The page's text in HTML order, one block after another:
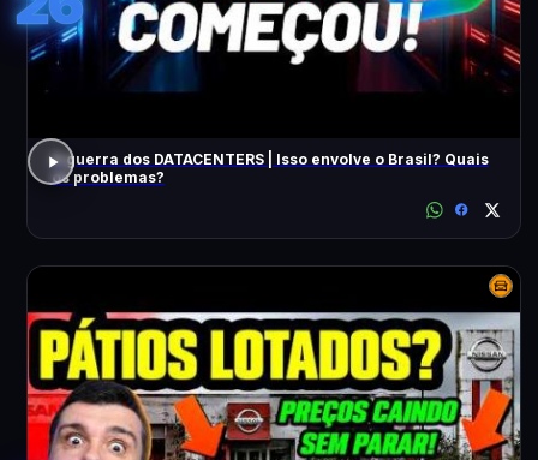
A guerra dos DATACENTERS | Isso envolve o Brasil? Quais
os problemas?